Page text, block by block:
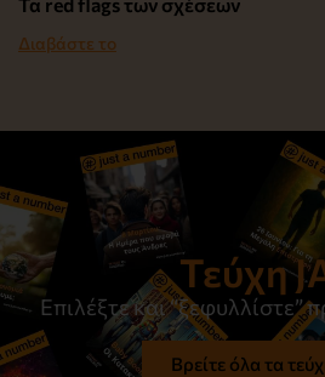
Διαβάστε το
Τεύχη
Επιλέξτε και “ξεφυλλίστε”
Βρείτε όλα τα